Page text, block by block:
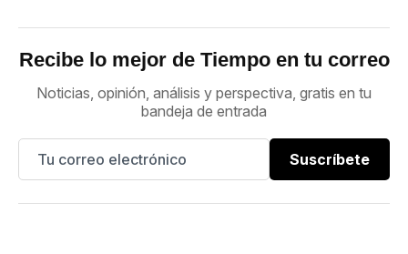
Recibe lo mejor de Tiempo en tu correo
Noticias, opinión, análisis y perspectiva, gratis en tu
bandeja de entrada
Suscríbete